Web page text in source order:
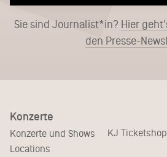
Sie sind Journalist*in? Hier
den Presse-
Konzerte
Konzerte und Shows KJ Ticketshop
Locations